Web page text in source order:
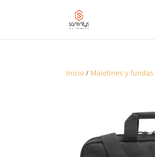
Inicio / Maletines y fundas